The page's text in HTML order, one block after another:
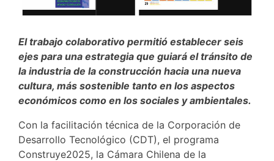
El trabajo colaborativo permitió establecer seis
ejes para una estrategia que guiará el tránsito de
la industria de la construcción hacia una nueva
cultura, más sostenible tanto en los aspectos
económicos como en los sociales y ambientales.
Con la facilitación técnica de la Corporación de
Desarrollo Tecnológico (CDT), el programa
Construye2025, la Cámara Chilena de la